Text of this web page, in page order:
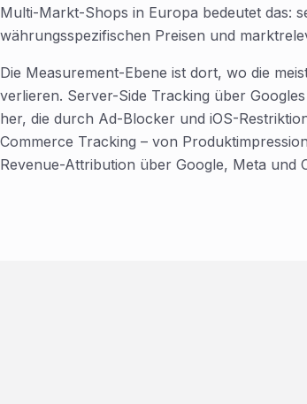
Multi-Markt-Shops in Europa bedeutet das:
währungsspezifischen Preisen und
Die Measurement-Ebene ist dort, wo die
verlieren. Server-Side Tracking über
her, die durch Ad-Blocker und iOS-
Commerce Tracking – von
Revenue-Attribution über Google, Meta und